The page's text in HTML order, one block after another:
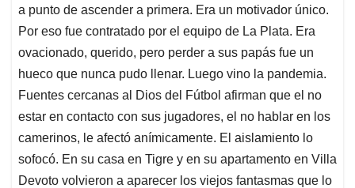
a punto de ascender a primera. Era un motivador único.
Por eso fue contratado por el equipo de La Plata. Era
ovacionado, querido, pero perder a sus papás fue un
hueco que nunca pudo llenar. Luego vino la pandemia.
Fuentes cercanas al Dios del Fútbol afirman que el no
estar en contacto con sus jugadores, el no hablar en los
camerinos, le afectó anímicamente. El aislamiento lo
sofocó. En su casa en Tigre y en su apartamento en Villa
Devoto volvieron a aparecer los viejos fantasmas que lo